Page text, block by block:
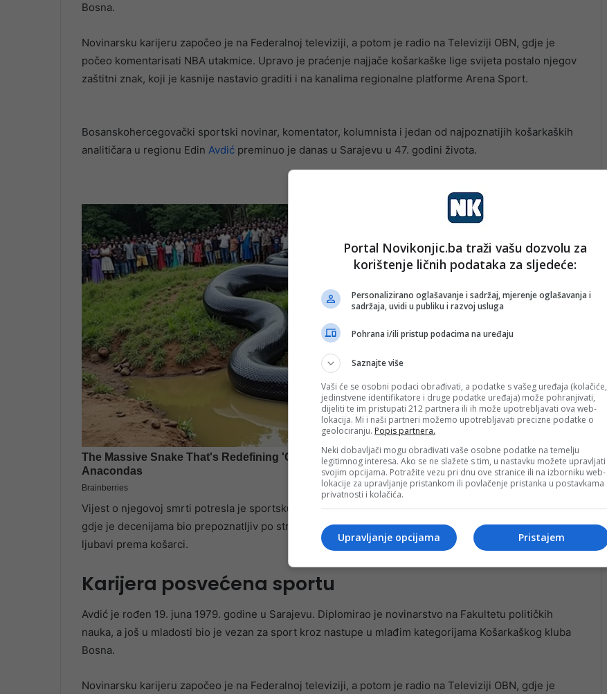
Bosna.
Novinarsku karijeru započeo je na Federalnoj televiziji, a potom je radio na Televiziji OBN, gdje je
počeo komentarisati NBA utakmice. Upravo je praćenje najjače košarkaške lige svijeta postalo njegov
zaštitni znak, koji je kasnije nastavio graditi i na kanalima regionalne platforme Arena Sport.
Bosanskohercegovački sportski novinar, komentator, kolumnista i jedan od najpoznatijih košarkaških
analitičara u regionu Edin Avdić preminuo je danas u Sarajevu u 47. godini života.
Vijest o njegovoj smrti potresla je sportsku i medijsku javnost širom Bosne i Hercegovine i regiona,
gdje je decenijama bio prepoznatljiv po stručnim analizama, autentičnom stilu komentarisanja i velikoj
ljubavi prema košarci.
Karijera posvećena sportu
Avdić je rođen 19. juna 1979. godine u Sarajevu. Diplomirao je novinarstvo na Fakultetu političkih
nauka, a još u mladosti bio je vezan za sport kroz nastupe u mlađim kategorijama Košarkaškog kluba
Bosna.
Novinarsku karijeru započeo je na Federalnoj televiziji, a potom je radio na Televiziji OBN, gdje je
Portal Novikonjic.ba traži vašu dozvolu za
korištenje ličnih podataka za sljedeće:
Personalizirano oglašavanje i sadržaj, mjerenje oglašavanja i
sadržaja, uvidi u publiku i razvoj usluga
Pohrana i/ili pristup podacima na uređaju
Saznajte više
Vaši će se osobni podaci obrađivati, a podatke s vašeg uređaja (kolačiće,
jedinstvene identifikatore i druge podatke uređaja) može pohranjivati,
dijeliti te im pristupati 212 partnera ili ih može upotrebljavati ova web-
lokacija. Mi i naši partneri možemo upotrebljavati precizne podatke o
geolociranju. Popis partnera.
Neki dobavljači mogu obrađivati vaše osobne podatke na temelju
legitimnog interesa. Ako se ne slažete s tim, u nastavku možete upravljati
svojim opcijama. Potražite vezu pri dnu ove stranice ili na izborniku web-
lokacije za upravljanje pristankom ili povlačenje pristanka u postavkama
privatnosti i kolačića.
Pristajem
Upravljanje opcijama